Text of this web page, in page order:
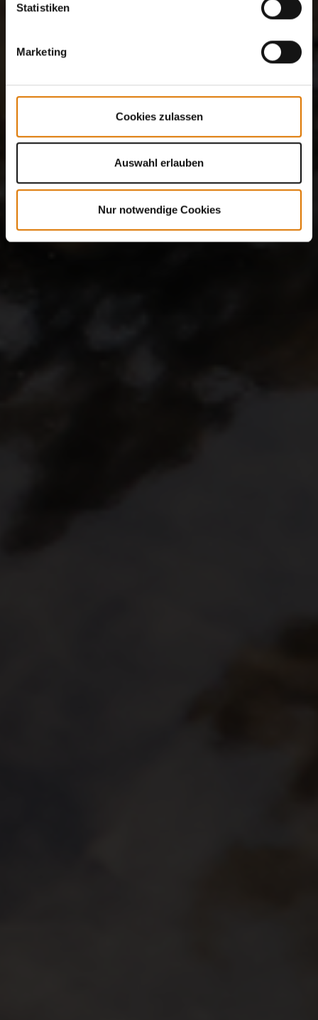
Statistiken
Marketing
Cookies zulassen
Auswahl erlauben
Nur notwendige Cookies